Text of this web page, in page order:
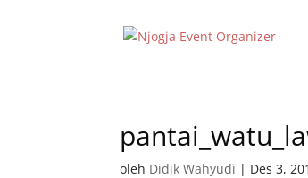
oleh Didik Wahyudi | Des 3,